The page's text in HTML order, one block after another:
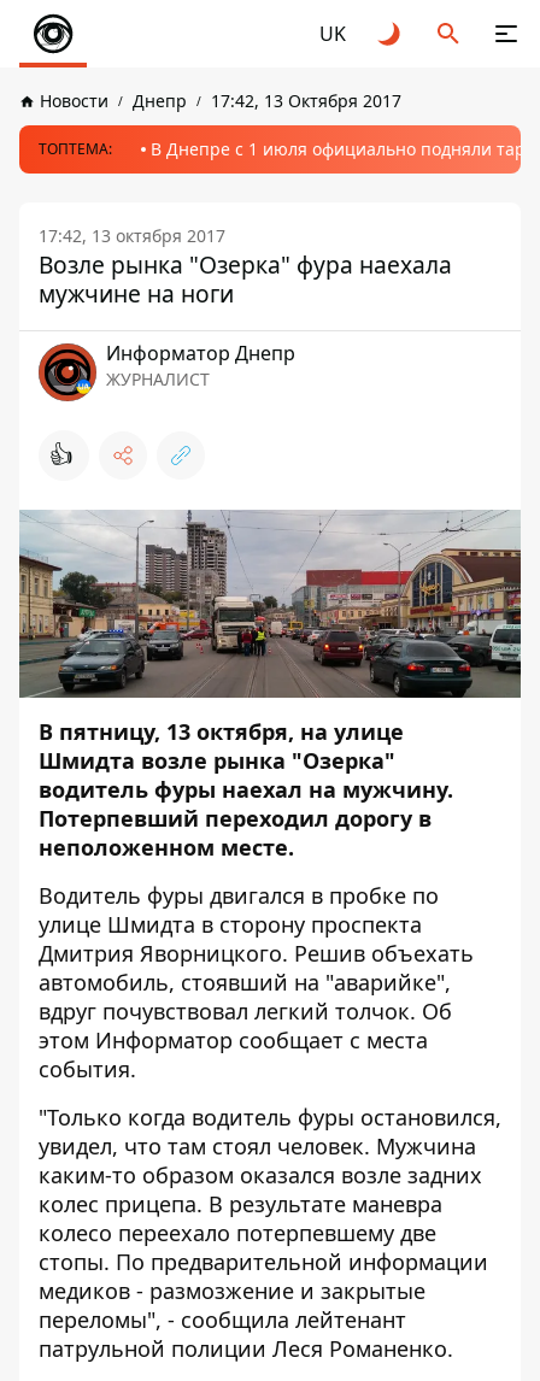
UK
Новости Днепр 17:42, 13 Октября 2017
ТОПТЕМА: В Днепре с 1 июля официально подняли
17:42, 13 октября 2017
Возле рынка "Озерка" фура наехала
мужчине на ноги
Информатор Днепр
ЖУРНАЛИСТ
👍
В пятницу, 13 октября, на улице
Шмидта возле рынка "Озерка"
водитель фуры наехал на мужчину.
Потерпевший переходил дорогу в
неположенном месте.
Водитель фуры двигался в пробке по
улице Шмидта в сторону проспекта
Дмитрия Яворницкого. Решив объехать
автомобиль, стоявший на "аварийке",
вдруг почувствовал легкий толчок. Об
этом Информатор сообщает с места
события.
"Только когда водитель фуры остановился,
увидел, что там стоял человек. Мужчина
каким-то образом оказался возле задних
колес прицепа. В результате маневра
колесо переехало потерпевшему две
стопы. По предварительной информации
медиков - размозжение и закрытые
переломы", - сообщила лейтенант
патрульной полиции Леся Романенко.